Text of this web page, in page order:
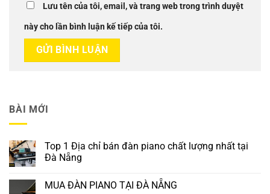
Lưu tên của tôi, email, và trang web trong trình duyệt
này cho lần bình luận kế tiếp của tôi.
BÀI MỚI
Top 1 Địa chỉ bán đàn piano chất lượng nhất tại
Đà Nẵng
MUA ĐÀN PIANO TẠI ĐÀ NẴNG